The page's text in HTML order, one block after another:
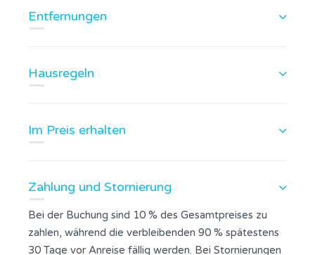
Entfernungen
Hausregeln
Im Preis erhalten
Zahlung und Stornierung
Bei der Buchung sind 10 % des Gesamtpreises zu
zahlen, während die verbleibenden 90 % spätestens
30 Tage vor Anreise fällig werden. Bei Stornierungen